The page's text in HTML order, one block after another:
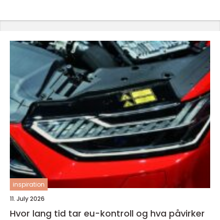
inspiration
11. July 2026
Hvor lang tid tar eu-kontroll og hva påvirker